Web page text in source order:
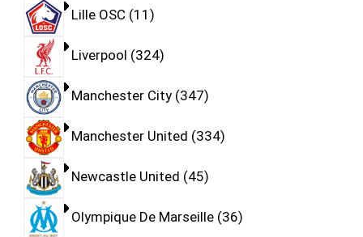
Lille OSC 11
Liverpool 324
Manchester City 347
Manchester United 334
Newcastle United 45
Olympique De Marseille 36